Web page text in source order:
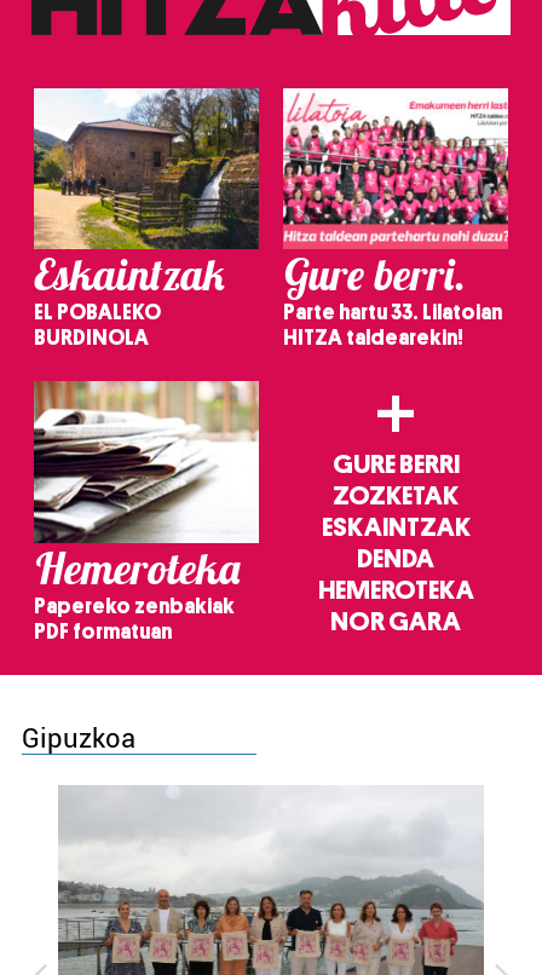
Eskaintzak
EL POBALEKO
BURDINOLA
Gure berri.
Parte hartu 33. Lilatoian
HITZA taldearekin!
Hemeroteka
Papereko zenbakiak
PDF formatuan
+
GURE BERRI
ZOZKETAK
ESKAINTZAK
DENDA
HEMEROTEKA
NOR GARA
Gipuzkoa